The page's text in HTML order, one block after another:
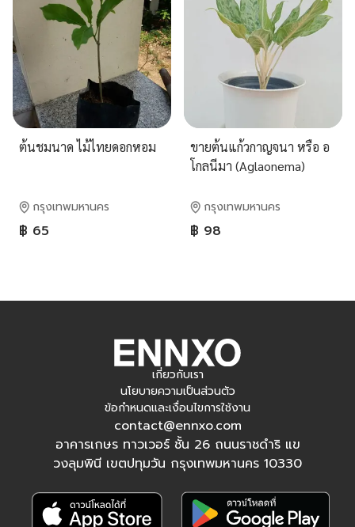
ต้นชมนาด ไม้ไทยดอกหอม
กรุงเทพมหานคร
฿ 65
ขายต้นแก้วกาญจนา หรือ อ
โกลนีมา (Aglaonema)
กรุงเทพมหานคร
฿ 98
เกี่ยวกับเรา
นโยบายความเป็นส่วนตัว
ข้อกำหนดและเงื่อนไขการใช้งาน
contact@ennxo.com
อาคารเกษร ทาวเวอร์ ชั้น 26 ถนนราชดำริ แข
วงลุมพินี เขตปทุมวัน กรุงเทพมหานคร 10330